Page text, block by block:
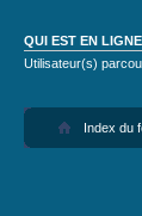
QUI EST EN
Utilisateur(s)
Index du